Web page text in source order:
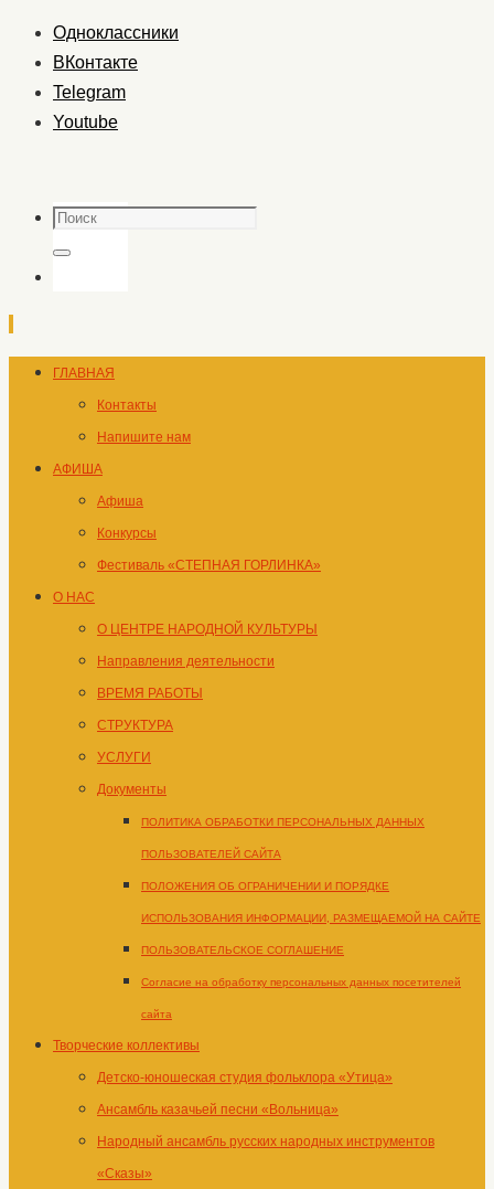
Одноклассники
ВКонтакте
Telegram
Youtube
Поиск
Поиск
Перейти
содержимому
ГЛАВНАЯ
Контакты
Напишите нам
АФИША
Афиша
Конкурсы
Фестиваль «СТЕПНАЯ ГОРЛИНКА»
О НАС
О ЦЕНТРЕ НАРОДНОЙ КУЛЬТУРЫ
Направления деятельности
ВРЕМЯ РАБОТЫ
СТРУКТУРА
УСЛУГИ
Документы
ПОЛИТИКА ОБРАБОТКИ ПЕРСОНАЛЬНЫХ ДАННЫХ
ПОЛЬЗОВАТЕЛЕЙ САЙТА
ПОЛОЖЕНИЯ ОБ ОГРАНИЧЕНИИ И ПОРЯДКЕ
ИСПОЛЬЗОВАНИЯ ИНФОРМАЦИИ, РАЗМЕЩАЕМОЙ НА САЙТЕ
ПОЛЬЗОВАТЕЛЬСКОЕ СОГЛАШЕНИЕ
Согласие на обработку персональных данных посетителей
сайта
Творческие коллективы
Детско-юношеская студия фольклора «Утица»
Ансамбль казачьей песни «Вольница»
Народный ансамбль русских народных инструментов
«Сказы»